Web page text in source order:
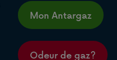
Mon Antargaz
Odeur de gaz?